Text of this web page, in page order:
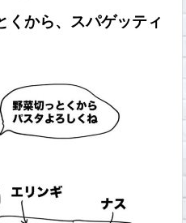
くから、スパゲッティ